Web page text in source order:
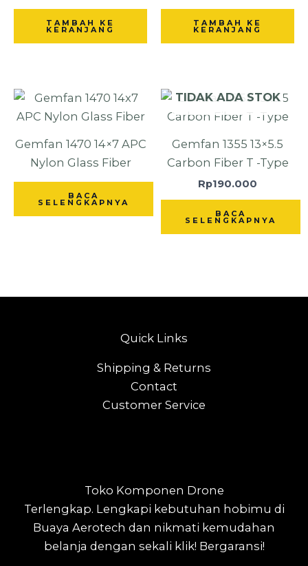
TAMBAH KE
KERANJANG
TAMBAH KE
KERANJANG
Gemfan 1470 14×7 APC
Nylon Glass Fiber
BACA
SELENGKAPNYA
TIDAK ADA STOK
Gemfan 1355 13×5.5
Carbon Fiber T -Type
Rp190.000
BACA
SELENGKAPNYA
Toko Komponen Drone
Terlengkap. Lengkapi kebutuhan hobimu di
Buaya Aerotech dan nikmati kemudahan
belanja dengan sekali klik! Bergaransi!
Quick Links
Shipping & Returns
Contact
Customer Service